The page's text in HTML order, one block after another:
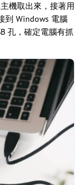
機取出來，接著用
到 Windows 電腦
孔，確定電腦有抓